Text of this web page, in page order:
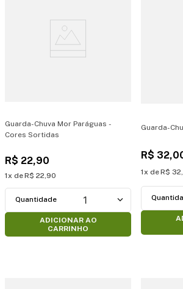
Guarda-Chuva Mor Paráguas -
Cores Sortidas
R$ 22,90
1 R$ 22,90
1
ADICIONAR AO
CARRINHO
Guarda-
R$ 32,
1 R$ 32,